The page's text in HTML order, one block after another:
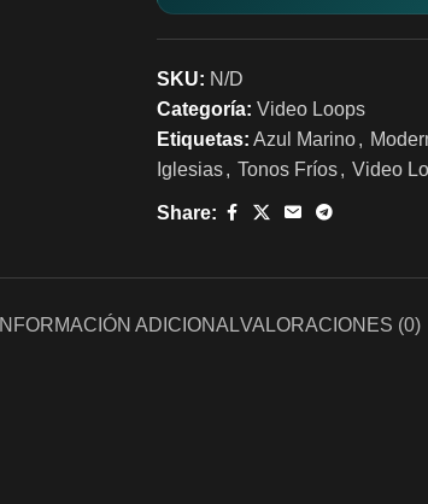
SKU: N/D
Categoría: Video Loops
Etiquetas: Azul Marino,
Iglesias, Tonos Fríos, Video
Share:
INFORMACIÓN ADICIONALVALORACIONES (0)